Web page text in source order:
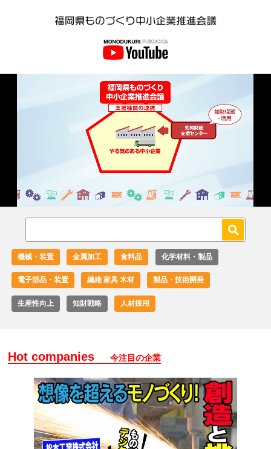
Unmute Loaded :
機械・装置 金属加工 食料品 化学材料・製品
電子部品・装置 繊維 家具 木材 製品・技術開発
生産性向上 知財戦略 人材採用
Hot companies 今注目の企業